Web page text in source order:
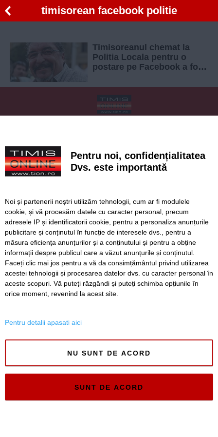
timisorean facebook politie
Timisoreanul chemat la
Politia Locala pentru o
postare pe Facebook a fost
Politica de confidentialitate
Regulament postare și moderare comentarii
Timiș Online
ISSN 3008-2323
ISSN-L 3008-2323
Pentru noi, confidențialitatea
Dvs. este importantă
Noi și partenerii noștri utilizăm tehnologii, cum ar fi modulele
cookie, și vă procesăm datele cu caracter personal, precum
adresele IP și identificatorii cookie, pentru a personaliza anunțurile
publicitare și conținutul în funcție de interesele dvs., pentru a
măsura eficiența anunțurilor și a conținutului și pentru a obține
informații despre publicul care a văzut anunțurile și conținutul.
Faceți clic mai jos pentru a vă da consimțământul privind utilizarea
acestei tehnologii și procesarea datelor dvs. cu caracter personal în
aceste scopuri. Vă puteți răzgândi și puteți schimba opțiunile în
orice moment, revenind la acest site.
Pentru detalii apasati aici
NU SUNT DE ACORD
SUNT DE ACORD